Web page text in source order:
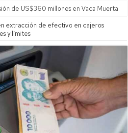
de US$360 millones en Vaca Muerta
extracción de efectivo en cajeros
y límites